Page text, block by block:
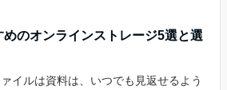
めのオンラインストレージ5選と選
イルは資料は、いつでも見返せるよう